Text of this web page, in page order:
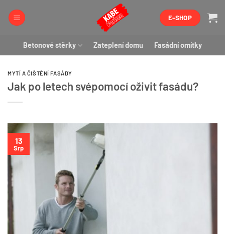
E-SHOP
Betonové stěrky Zateplení domu Fasádní omítky
MYTÍ A ČIŠTĚNÍ FASÁDY
Jak po letech svépomocí oživit fasádu?
13
Srp